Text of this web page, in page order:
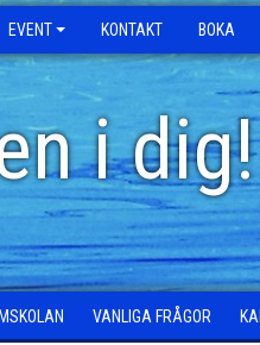
EVENT KONTAKT BOKA
i dig!
VANLIGA FRÅGOR